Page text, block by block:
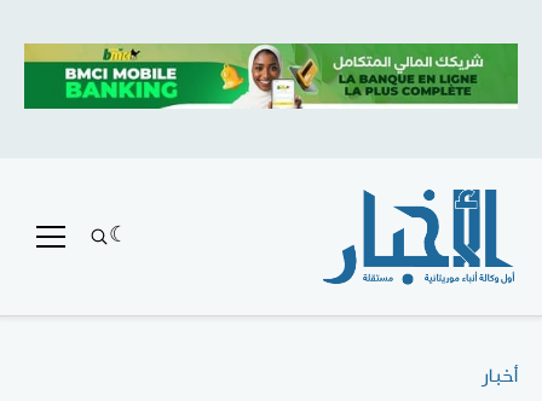
أخبار